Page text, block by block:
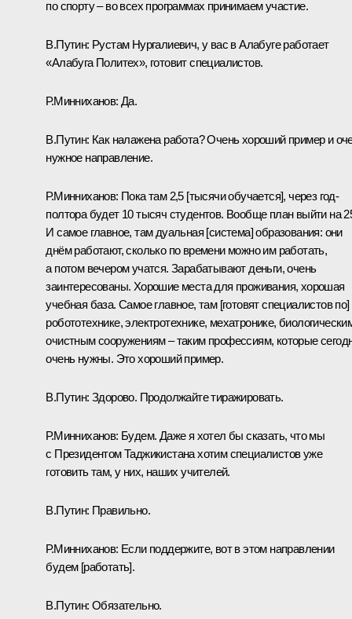
по спорту – во всех программах принимаем участие.
В.Путин: Рустам Нургалиевич, у вас в Алабуге работает
«Алабуга Политех», готовит специалистов.
Р.Минниханов: Да.
В.Путин: Как налажена работа? Очень хороший пример и
нужное направление.
Р.Минниханов: Пока там 2,5 [тысячи обучается], через год-
полтора будет 10 тысяч студентов. Вообще план выйти на
И самое главное, там дуальная [система] образования: они
днём работают, сколько по времени можно им работать,
а потом вечером учатся. Зарабатывают деньги, очень
заинтересованы. Хорошие места для проживания, хорошая
учебная база. Самое главное, там [готовят специалистов по]
робототехнике, электротехнике, мехатронике,
очистным сооружениям – таким профессиям, которые
очень нужны. Это хороший пример.
В.Путин: Здорово. Продолжайте тиражировать.
Р.Минниханов: Будем. Даже я хотел бы сказать, что мы
с Президентом Таджикистана хотим специалистов уже
готовить там, у них, наших учителей.
В.Путин: Правильно.
Р.Минниханов: Если поддержите, вот в этом направлении
будем [работать].
В.Путин: Обязательно.